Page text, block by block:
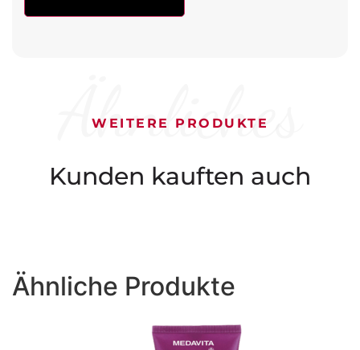
WEITERE PRODUKTE
Kunden kauften auch
Ähnliches
Ähnliche Produkte